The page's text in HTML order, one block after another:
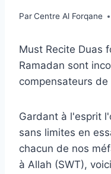
ParCentre Al Forqane
Must Recite Duas
Ramadan sont
compensateurs de
Gardant à l'esprit
sans limites en
chacun de nos
à Allah (SWT),